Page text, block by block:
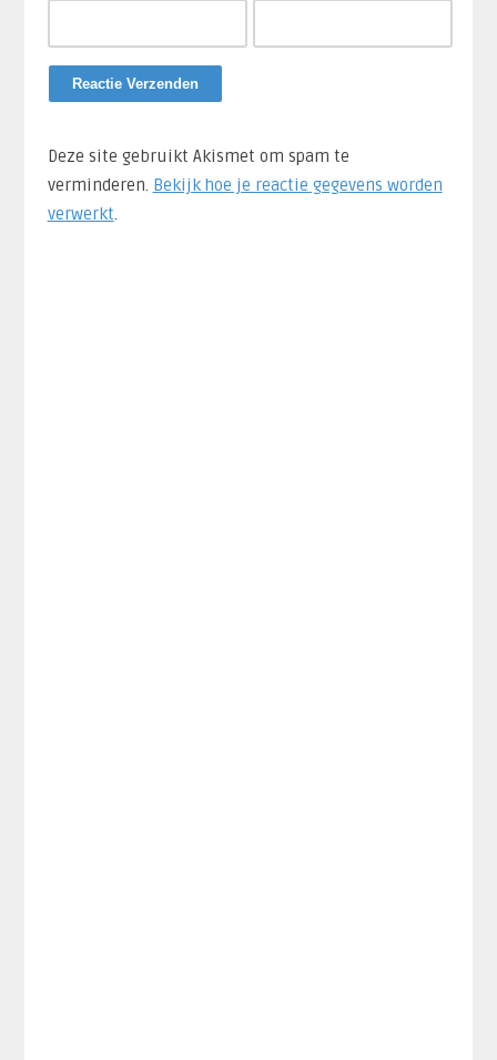
Deze site gebruikt Akismet om spam te
verminderen. Bekijk hoe je reactie gegevens worden
verwerkt.